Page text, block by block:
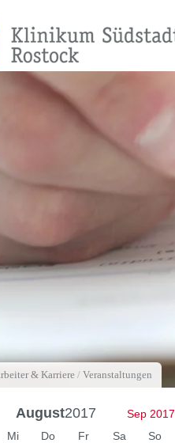
& Karriere/ Veranstaltungen
August2017
Sep 2017
Mi Do Fr Sa
So